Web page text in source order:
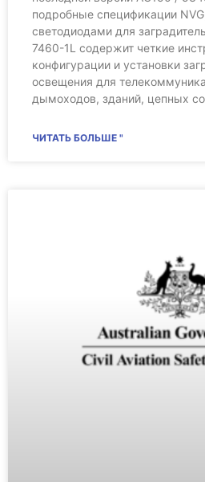
подробные спецификации
светодиодами для
7460-1L содержит четкие
конфигурации и установки
освещения для
дымоходов, зданий, цепных
ЧИТАТЬ БОЛЬШЕ "